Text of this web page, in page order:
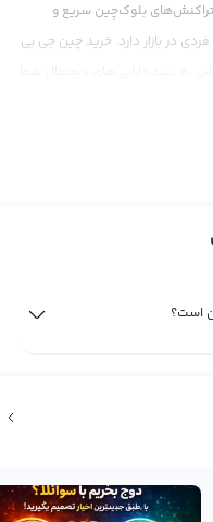
بلوک‌چین سریع و
در بازار دارد. خرید چین جی بی
صرافی رابکس مراجعه کنید. این
خواهد کرد. اما باید توجه
آمریکا، یکی از نکات قابل توجه
نمودارهای قیمت و اخبار و
است؟